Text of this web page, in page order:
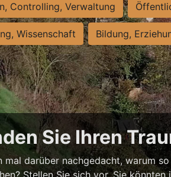
Controlling, Verwaltung
Wissenschaft Bildung,
Sie Ihren
mal darüber nachgedacht, warum